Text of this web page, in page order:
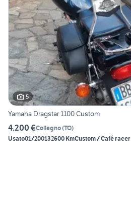
5
Yamaha Dragstar 1100 Custom
4.200 €Collegno(TO)
Usato01/200132600 KmCustom / Café racer